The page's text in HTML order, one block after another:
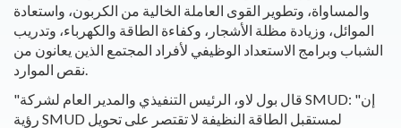
والمساواة، وتطوير القوى العاملة الخالية من الكربون، واستعادة
الموائل، وزيادة مظلة الأشجار، وكفاءة الطاقة والكهرباء، وتدريب
الشباب وبرامج الاستعداد الوظيفي لأفراد المجتمع الذين يعانون من
نقص الموارد.
"قال بول لاو، الرئيس التنفيذي والمدير العام لشركة SMUD: "إن
رؤية SMUD لمستقبل الطاقة النظيفة لا تقتصر على تحويل